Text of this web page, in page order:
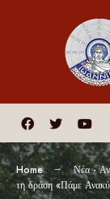
Home Νέα -
τη δράση «Πάμε